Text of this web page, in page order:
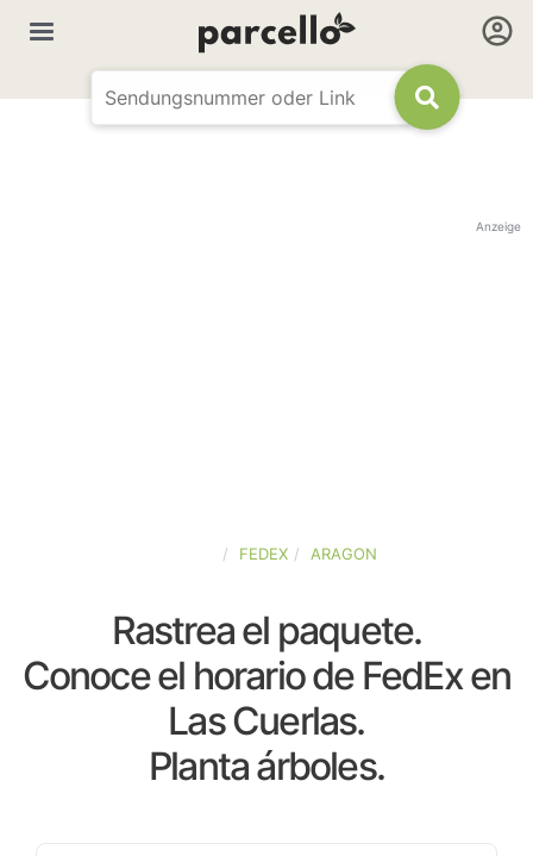
Anzeige
FEDEX ARAGON
Rastrea el paquete.
Conoce el horario de FedEx en
Las Cuerlas.
Planta árboles.